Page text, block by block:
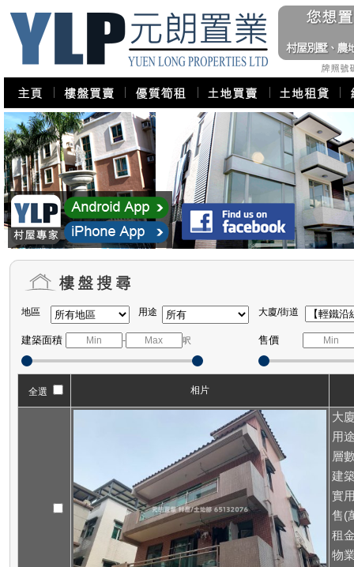
地區 用途 大廈/街道
建築面積 - 呎 售價
全選 相片
大
用
層
建
實
售(
租
物